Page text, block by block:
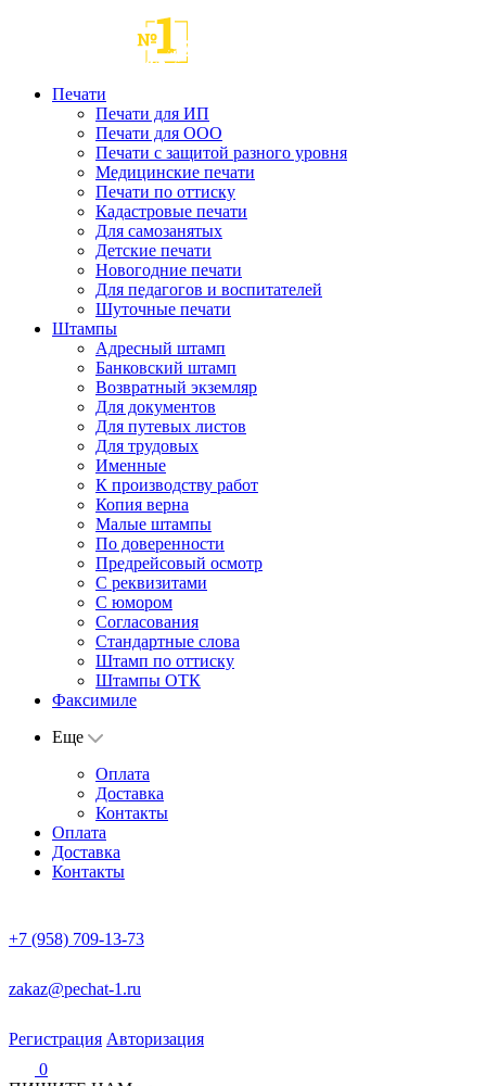
Печати
Печати для ИП
Печати для ООО
Печати с защитой разного уровня
Медицинские печати
Печати по оттиску
Кадастровые печати
Для самозанятых
Детские печати
Новогодние печати
Для педагогов и воспитателей
Шуточные печати
Штампы
Адресный штамп
Банковский штамп
Возвратный экземляр
Для документов
Для путевых листов
Для трудовых
Именные
К производству работ
Копия верна
Малые штампы
По доверенности
Предрейсовый осмотр
С реквизитами
С юмором
Согласования
Стандартные слова
Штамп по оттиску
Штампы ОТК
Факсимиле
Еще
Оплата
Доставка
Контакты
Оплата
Доставка
Контакты
+7 (958) 709-13-73
zakaz@pechat-1.ru
Регистрация Авторизация
0